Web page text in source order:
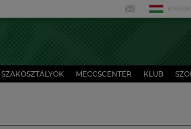
MAGYAR
SZAKOSZTÁLYOK MECCSCENTER KLUB